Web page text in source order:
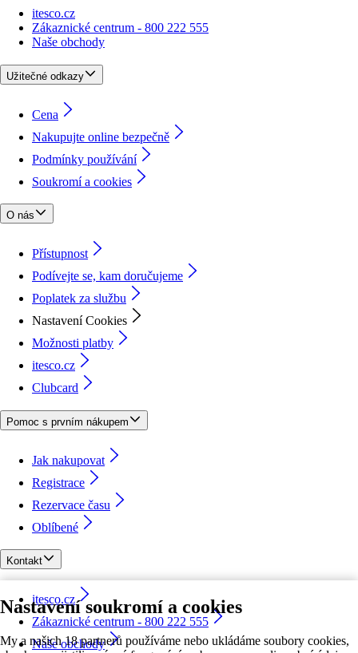
Nastavení soukromí a cookies
My a našich 18 partnerů používáme nebo ukládáme soubory cookies,
itesco.cz
Zákaznické centrum - 800 222 555
Naše obchody
Užitečné odkazy
Cena
Nakupujte online bezpečně
Podmínky používání
Soukromí a cookies
O nás
Přístupnost
Podívejte se, kam doručujeme
Poplatek za službu
Nastavení Cookies
Možnosti platby
itesco.cz
Clubcard
Pomoc s prvním nákupem
Jak nakupovat
Registrace
Rezervace času
Oblíbené
Kontakt
itesco.cz
Zákaznické centrum - 800 222 555
Naše obchody